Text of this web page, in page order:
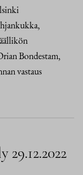
Bondestam,
vastaus